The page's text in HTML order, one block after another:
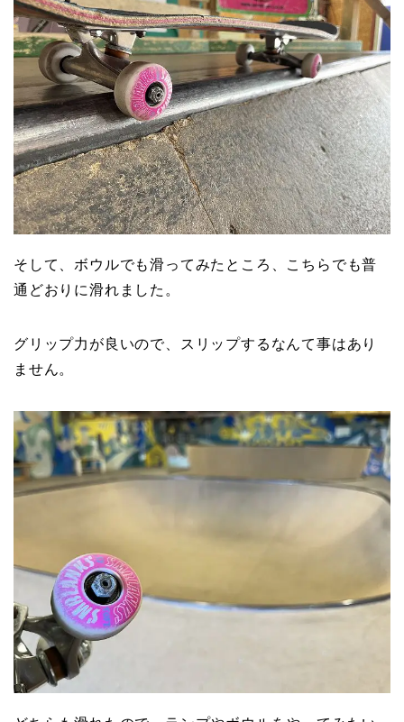
そして、ボウルでも滑ってみたところ、こちらでも普
通どおりに滑れました。
グリップ力が良いので、スリップするなんて事はあり
ません。